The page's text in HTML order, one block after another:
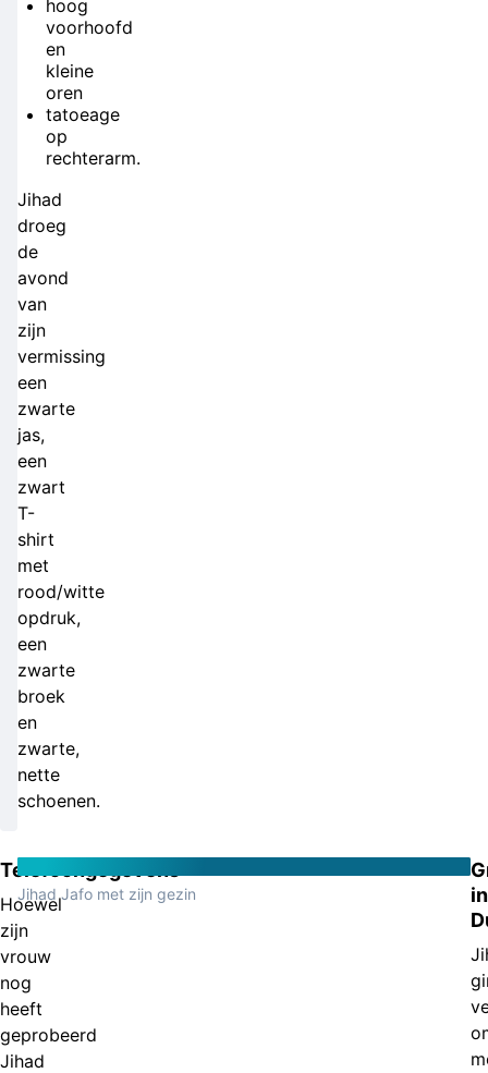
hoog
voorhoofd
en
kleine
oren
tatoeage
op
rechterarm.
Jihad
droeg
de
avond
van
zijn
vermissing
een
zwarte
jas,
een
zwart
T-
shirt
met
rood/witte
opdruk,
een
zwarte
broek
en
zwarte,
nette
schoenen.
Telefoongegevens
Hoewel
zijn
vrouw
nog
heeft
geprobeerd
Jihad
Jihad Jafo met zijn gezin
in